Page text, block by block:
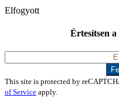
Elfogyott
Értesítsen
This site is protected by
of Service apply.